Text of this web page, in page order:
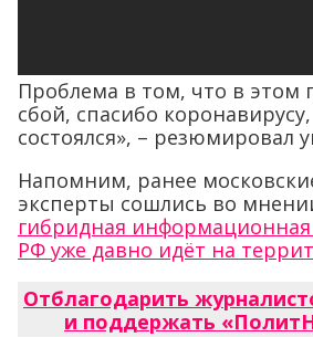
Проблема в том, что в этом
сбой, спасибо
состоялся», – резюмировал
Напомним, ранее
эксперты сошлись во
гибридная
РФ уже давно идёт на
Отблагодарить
и поддержать